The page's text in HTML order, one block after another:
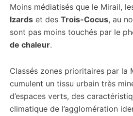
Moins médiatisés que le Mirail,
Izards et des Trois-Cocus, au
sont pas moins touchés par le
de chaleur.
Classés zones prioritaires par la
cumulent un tissu urbain très
d’espaces verts, des
climatique de l’agglomération